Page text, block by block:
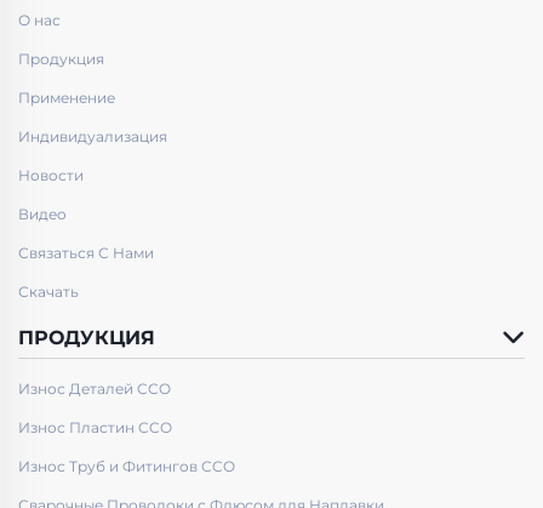
О нас
Продукция
Применение
Индивидуализация
Новости
Видео
Связаться С Нами
Скачать
ПРОДУКЦИЯ
Износ Деталей CCO
Износ Пластин CCO
Износ Труб и Фитингов CCO